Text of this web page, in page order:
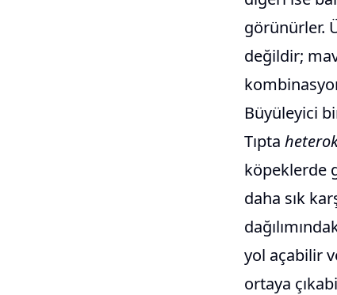
görünürler.
değildir;
Büyüleyici
Tıpta
köpeklerde
daha sık
yol açabilir
ortaya